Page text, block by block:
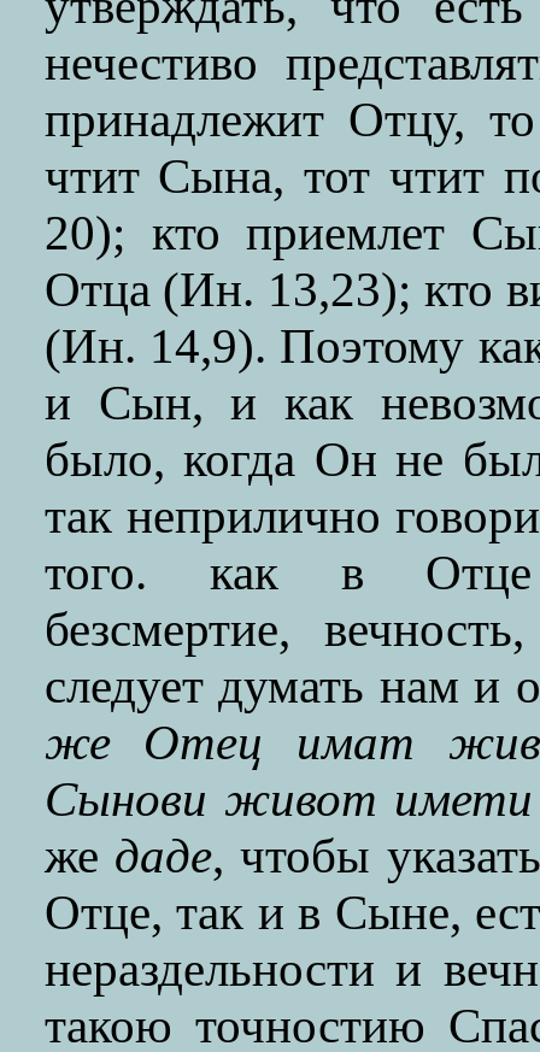
нечестиво
принадлежит Отцу,
чтит Сына, тот чтит
20); кто приемлет
Отца (Ин. 13,23); кто
(Ин. 14,9). Поэтому
и Сын, и как
было, когда Он не
так неприлично
того. как в Отце
безсмертие,
следует думать нам и
же Отец имат
Сынови живот имети
же даде, чтобы
Отце, так и в Сыне,
нераздельности и
такою точностию